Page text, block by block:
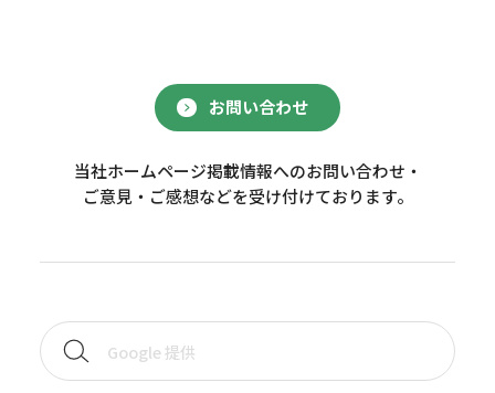
お問い合わせ
当社ホームページ掲載情報へのお問い合わせ・
ご意見・ご感想などを受け付けております。